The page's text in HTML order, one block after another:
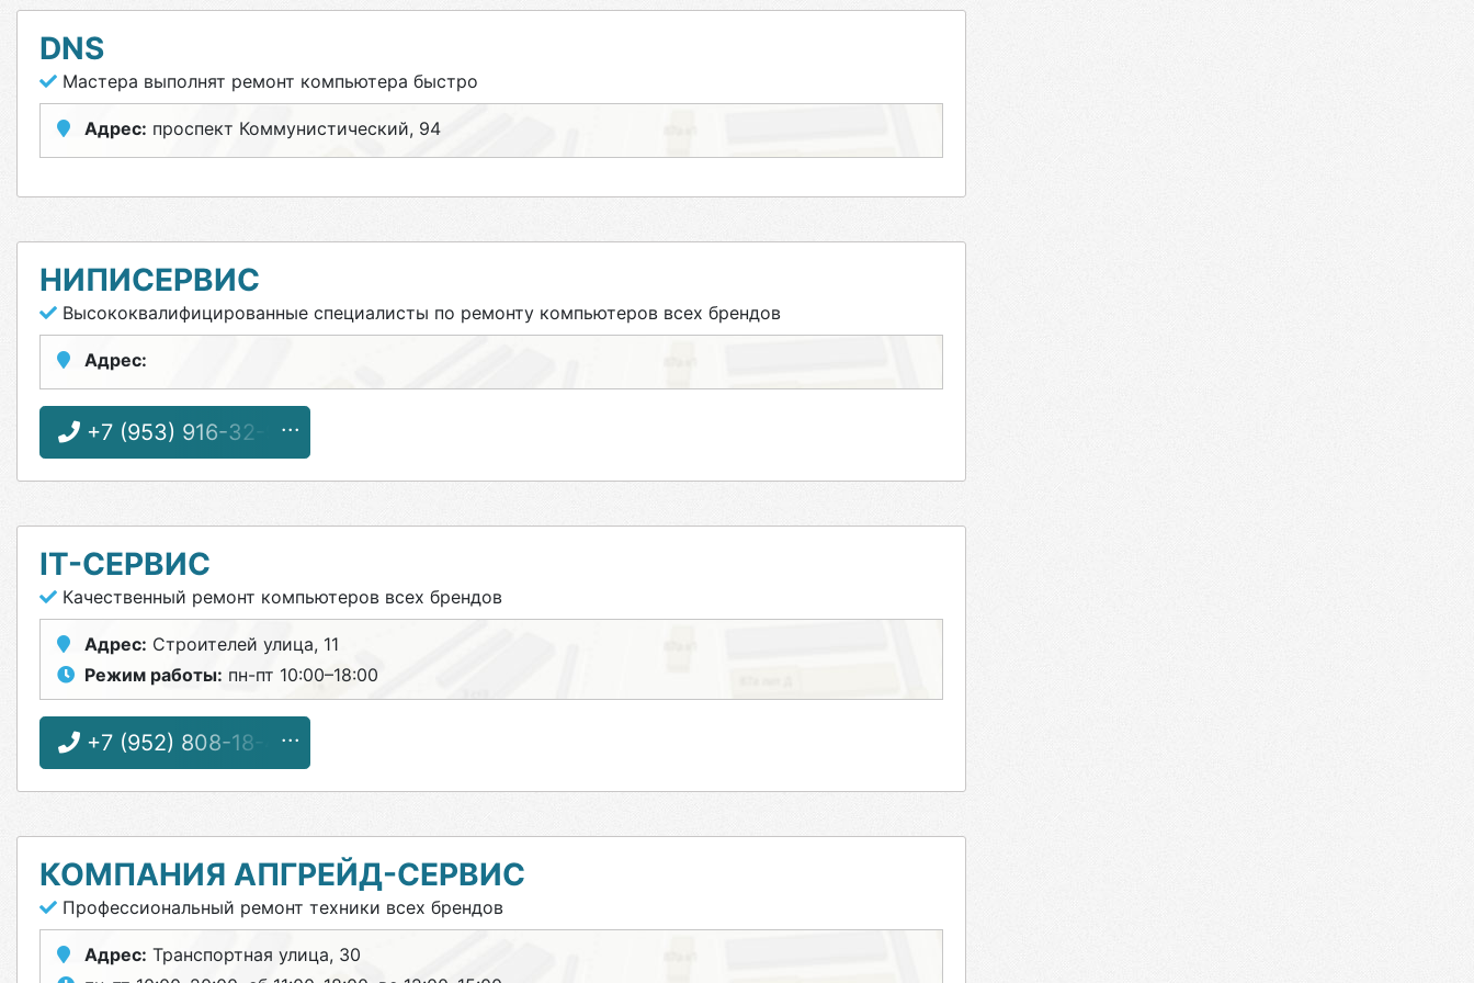
DNS
Мастера выполнят ремонт компьютера быстро
Адрес: проспект Коммунистический, 94
НИПИСЕРВИС
Высококвалифицированные специалисты по ремонту компьютеров всех брендов
Адрес:
+7 (953) 916-32-95
IT-СЕРВИС
Качественный ремонт компьютеров всех брендов
Адрес: Строителей улица, 11
Режим работы: пн-пт 10:00–18:00
+7 (952) 808-18-48
КОМПАНИЯ АПГРЕЙД-СЕРВИС
Профессиональный ремонт техники всех брендов
Адрес: Транспортная улица, 30